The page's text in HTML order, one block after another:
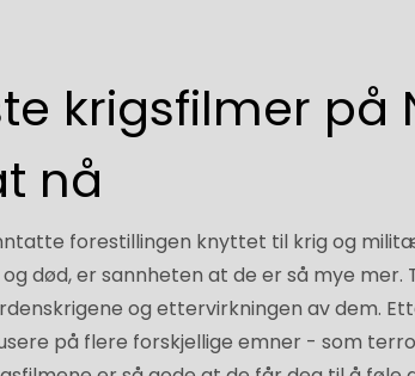
krigsfilmer på
nå
forestillingen knyttet til krig og
død, er sannheten at de er så mye mer.
og ettervirkningen av dem.
på flere forskjellige emner - som